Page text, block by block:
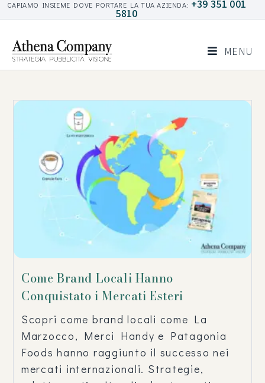
CAPIAMO INSIEME DOVE PORTARE LA TUA AZIENDA: +39 351 001
5810
MENU
Come Brand Locali Hanno
Conquistato i Mercati Esteri
Scopri come brand locali come La
Marzocco, Merci Handy e Patagonia
Foods hanno raggiunto il successo nei
mercati internazionali. Strategie,